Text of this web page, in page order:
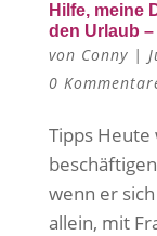
Hilfe, meine
den Urlaub –
von Conny|
0
Tipps
wenn er
allein, mit